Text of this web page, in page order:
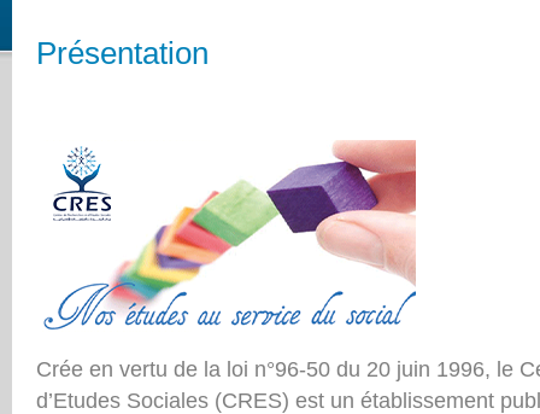
Présentation
Crée en vertu de la loi n°96-50 du 20 juin 1996, le
d’Etudes Sociales (CRES) est un établissement